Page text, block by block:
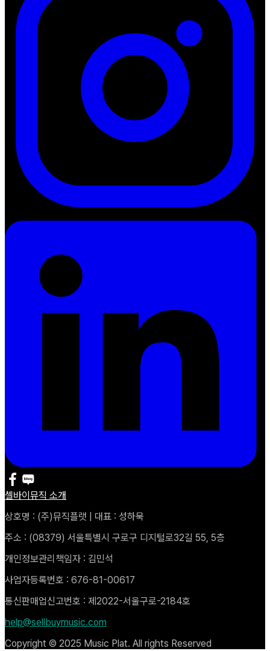
셀바이뮤직 소개
상호명 : (주)뮤직플랫 | 대표 : 성하묵
주소 : (08379) 서울특별시 구로구 디지털로32길 55, 5층
개인정보관리책임자 : 김민석
사업자등록번호 : 676-81-00617
통신판매업신고번호 : 제2022-서울구로-2184호
help@sellbuymusic.com
Copyright © 2025 Music Plat. All rights Reserved